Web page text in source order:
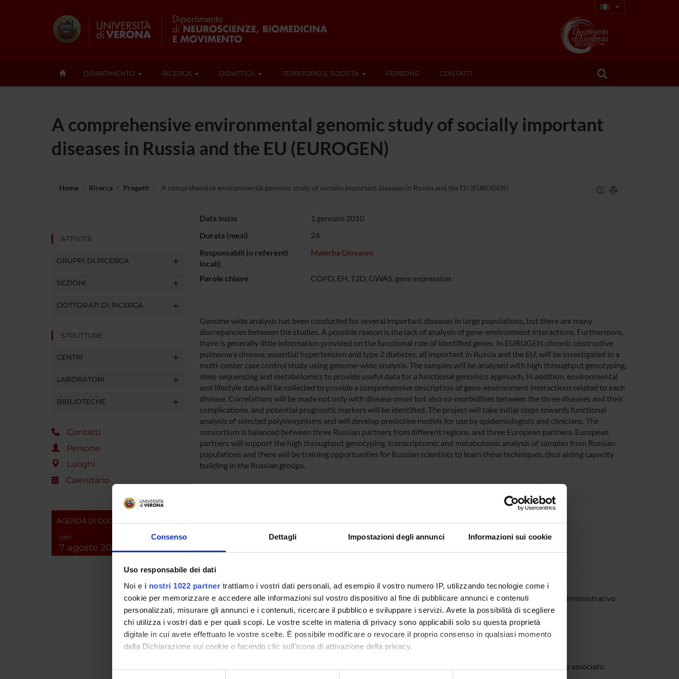
Consenso Dettagli Impostazioni degli annunci Informazioni sui cookie
Uso responsabile dei dati
Noi e i nostri 1022 partner trattiamo i vostri dati personali, ad esempio il vostro numero IP, utilizzando tecnologie come i
cookie per memorizzare e accedere alle informazioni sul vostro dispositivo al fine di pubblicare annunci e contenuti
personalizzati, misurare gli annunci e i contenuti, ricercare il pubblico e sviluppare i servizi. Avete la possibilità di scegliere
chi utilizza i vostri dati e per quali scopi. Le vostre scelte in materia di privacy sono applicabili solo su questa proprietà
digitale in cui avete effettuato le vostre scelte. È possibile modificare o revocare il proprio consenso in qualsiasi momento
dalla Dichiarazione sui cookie o facendo clic sull'icona di attivazione della privacy.
Con il tuo consenso, vorremmo anche:
DIPARTIMENTO RICERCA DIDATTICA TERRITORIO E SOCIETÀ PERSONE CONTATTI
A comprehensive environmental genomic study of socially important
diseases in Russia and the EU (EUROGEN)
Home Ricerca Progetti A comprehensive environmental genomic study of socially important diseases in Russia and the EU (EUROGEN)
ATTIVITÀ
GRUPPI DI RICERCA
SEZIONI
DOTTORATI DI RICERCA
STRUTTURE
CENTRI
LABORATORI
BIBLIOTECHE
Contatti
Persone
Luoghi
Calendario
AGENDA DI OGGI
ven
7 agosto 2026
Data inizio
1 gennaio 2010
Durata (mesi)
24
Responsabili (o referenti
locali)
Malerba Giovanni
Parole chiave COPD, EH, T2D, GWAS, gene expression
Genome wide analysis has been conducted for several important diseases in large populations, but there are many
discrepancies between the studies. A possible reason is the lack of analysis of gene-environment interactions. Furthermore,
there is generally little information provided on the functional role of identified genes. In EURUGEN, chronic obstructive
pulmonary disease, essential hypertension and type 2 diabetes, all important in Russia and the EU, will be investigated in a
multi-center case control study using genome-wide analysis. The samples will be analysed with high throughput genotyping,
deep sequencing and metabolomics to provide useful data for a functional genomics approach. In addition, environmental
and lifestyle data will be collected to provide a comprehensive description of gene-environment interactions related to each
disease. Correlations will be made not only with disease onset but also co-morbidities between the three diseases and their
complications, and potential prognostic markers will be identified. The project will take initial steps towards functional
analysis of selected polymorphisms and will develop predictive models for use by epidemiologists and clinicians. The
consortium is balanced between three Russian partners from different regions, and three European partners. European
partners will support the high throughput genotyping, transcriptomic and metabolomic analysis of samples from Russian
populations and there will be training opportunities for Russian scientists to learn these techniques, thus aiding capacity
building in the Russian groups.
Francesca Belpinati Tecnico-Amministrativo
Cristina Bombieri Professore associato
Massimo Delledonne Professore ordinario
Cristina Patuzzo Tecnico-Amministrativo
Pierfranco Pignatti
Professore associato